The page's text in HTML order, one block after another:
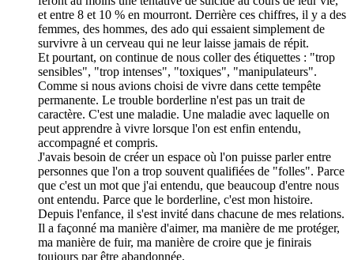
et entre 8 et 10 % en mourront. Derrière ces chiffres, il y a des
femmes, des hommes, des ado qui essaient simplement de
survivre à un cerveau qui ne leur laisse jamais de répit.
Et pourtant, on continue de nous coller des étiquettes : "trop
sensibles", "trop intenses", "toxiques", "manipulateurs".
Comme si nous avions choisi de vivre dans cette tempête
permanente. Le trouble borderline n'est pas un trait de
caractère. C'est une maladie. Une maladie avec laquelle on
peut apprendre à vivre lorsque l'on est enfin entendu,
accompagné et compris.
J'avais besoin de créer un espace où l'on puisse parler entre
personnes que l'on a trop souvent qualifiées de "folles". Parce
que c'est un mot que j'ai entendu, que beaucoup d'entre nous
ont entendu. Parce que le borderline, c'est mon histoire.
Depuis l'enfance, il s'est invité dans chacune de mes relations.
Il a façonné ma manière d'aimer, ma manière de me protéger,
ma manière de fuir, ma manière de croire que je finirais
toujours par être abandonnée.